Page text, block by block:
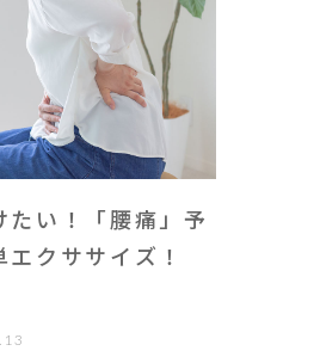
い！「腰痛」予
クササイズ！